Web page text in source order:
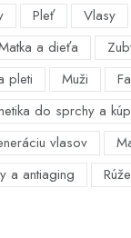
Pleť Vlasy
a dieťa
pleti
Muži
do sprchy a
vlasov
a antiaging
Rúže